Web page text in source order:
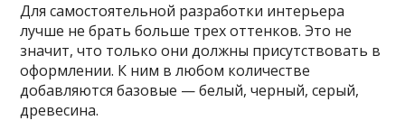
Для самостоятельной разработки интерьера
лучше не брать больше трех оттенков. Это не
значит, что только они должны присутствовать в
оформлении. К ним в любом количестве
добавляются базовые — белый, черный, серый,
древесина.